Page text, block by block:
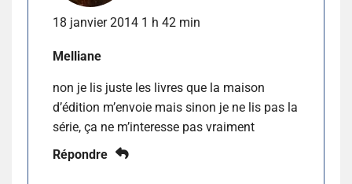
18 janvier 2014 1 h 42 min
Melliane
non je lis juste les livres que la maison
d’édition m’envoie mais sinon je ne lis pas la
série, ça ne m’interesse pas vraiment
Répondre